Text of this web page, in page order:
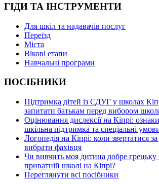
ГІДИ ТА ІНСТРУМЕНТИ
Для шкіл та надавачів послуг
Переїзд
Міста
Вікові етапи
Навчальні програми
ПОСІБНИКИ
Підтримка дітей із СДУГ у школах
запитати батькам перед вибором
Оцінювання дислексії на Кіпрі:
шкільна підтримка та спеціальні
Логопедія на Кіпрі: коли звертатися
вибрати фахівця
Чи вивчить моя дитина добре грецьку
приватній школі на Кіпрі?
Переглянути всі посібники